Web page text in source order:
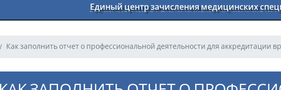
Единый центр зачисления медицинских
Как заполнить отчет о профессиональной деятельности для аккредитации